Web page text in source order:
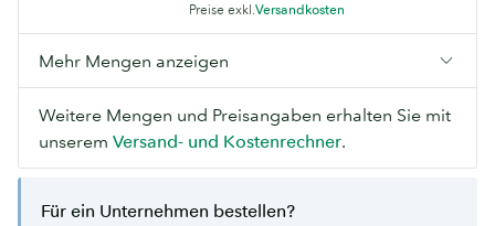
Preise exkl.Versandkosten
Mehr Mengen anzeigen
Weitere Mengen und Preisangaben erhalten Sie mit
unserem Versand- und Kostenrechner.
Für ein Unternehmen bestellen?